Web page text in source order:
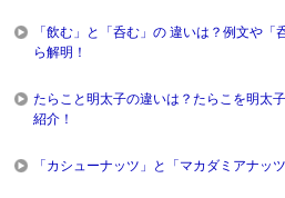
「飲む」と「呑む」の 違いは？例文や
ら解明！
たらこと明太子の違いは？たらこを明太
紹介！
「カシューナッツ」と「マカダミアナッ